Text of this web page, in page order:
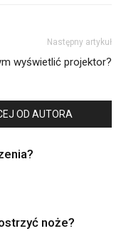
Następny artykuł
wyświetlić projektor?
OD AUTORA
noże?